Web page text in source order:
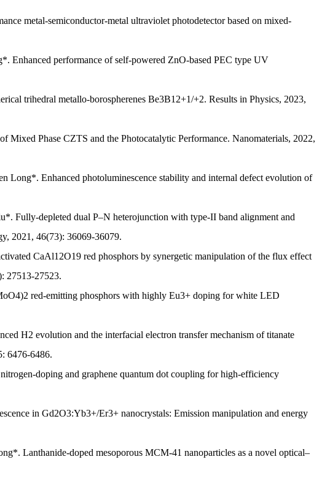
metal-semiconductor-metal ultraviolet photodetector based on mixed-
performance of self-powered ZnO-based PEC type UV
trihedral metallo-borospherenes Be3B12+1/+2. Results in Physics, 2023,
Phase CZTS and the Photocatalytic Performance. Nanomaterials, 2022,
Enhanced photoluminescence stability and internal defect evolution of
Fully-depleted dual P–N heterojunction with type-II band alignment and
2021, 46(73): 36069-36079.
CaAl12O19 red phosphors by synergetic manipulation of the flux effect
27513-27523.
red-emitting phosphors with highly Eu3+ doping for white LED
H2 evolution and the interfacial electron transfer mechanism of titanate
6476-6486.
doping and graphene quantum dot coupling for high-efficiency
in Gd2O3:Yb3+/Er3+ nanocrystals: Emission manipulation and energy
Lanthanide-doped mesoporous MCM-41 nanoparticles as a novel optical–